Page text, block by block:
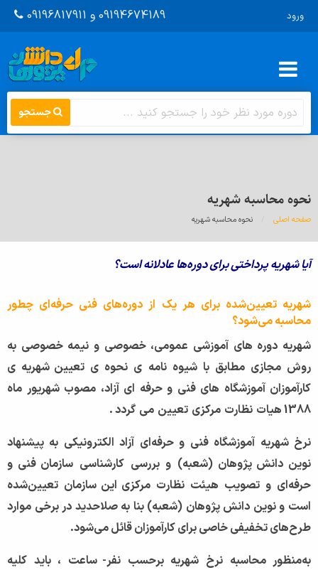
ورود 09194674189 و 09196817911
نحوه محاسبه شهریه
صفحه اصلی اینجا
نحوه محاسبه شهریه
آیا شهریه پرداختی برای دوره‌ها عادلانه است؟
شهریه تعیین‌شده برای هر یک از دوره‌های فنی حرفه‌ای چطور
محاسبه می‌شود؟
شهریه دوره های آموزشی عمومی، خصوصی و نیمه خصوصی به
روش مجازی مطابق با شیوه نامه ی نحوه ی تعیین شهریه ی
كارآموزان آموزشگاه های فنی و حرفه ای آزاد، مصوب شهریور ماه
1388هیات نظارت مركزی تعیین می گردد.
نرخ شهریه آموزشگاه فنی و حرفه‌ای آزاد الكترونیكی به پیشنهاد
نوین دانش پژوهان (شعبه) و بررسی كارشناسی سازمان فنی و
حرفه‌ای و تصویب هیئت نظارت مرکزی این سازمان تعیین‌شده
است و نوین دانش پژوهان (شعبه) بنا به صلاحدید در برخی موارد
طرح‌های تخفیفی خاصی برای کارآموزان قائل می‌شود.
به‌منظور محاسبه نرخ شهریه برحسب نفر-ساعت ، باید كلیه